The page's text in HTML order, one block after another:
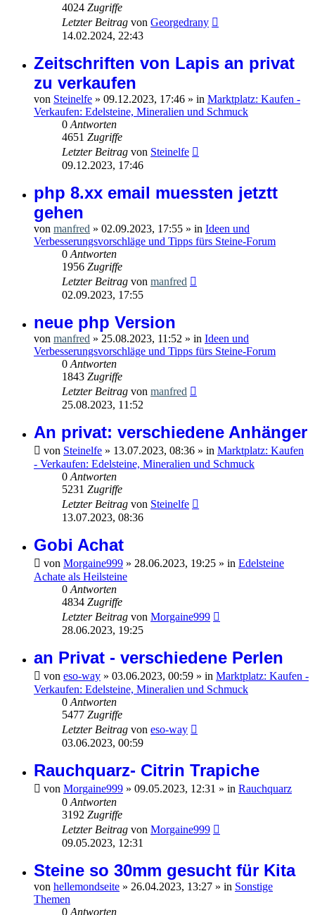
4024 Zugriffe
Letzter Beitrag von Georgedrany
14.02.2024, 22:43
Zeitschriften von Lapis an privat
zu verkaufen
von Steinelfe » 09.12.2023, 17:46 » in Marktplatz: Kaufen -
Verkaufen: Edelsteine, Mineralien und Schmuck
0 Antworten
4651 Zugriffe
Letzter Beitrag von Steinelfe
09.12.2023, 17:46
php 8.xx email muessten jetztt
gehen
von manfred » 02.09.2023, 17:55 » in Ideen und
Verbesserungsvorschläge und Tipps fürs Steine-Forum
0 Antworten
1956 Zugriffe
Letzter Beitrag von manfred
02.09.2023, 17:55
neue php Version
von manfred » 25.08.2023, 11:52 » in Ideen und
Verbesserungsvorschläge und Tipps fürs Steine-Forum
0 Antworten
1843 Zugriffe
Letzter Beitrag von manfred
25.08.2023, 11:52
An privat: verschiedene Anhänger
von Steinelfe » 13.07.2023, 08:36 » in Marktplatz: Kaufen
- Verkaufen: Edelsteine, Mineralien und Schmuck
0 Antworten
5231 Zugriffe
Letzter Beitrag von Steinelfe
13.07.2023, 08:36
Gobi Achat
von Morgaine999 » 28.06.2023, 19:25 » in Edelsteine
Achate als Heilsteine
0 Antworten
4834 Zugriffe
Letzter Beitrag von Morgaine999
28.06.2023, 19:25
an Privat - verschiedene Perlen
von eso-way » 03.06.2023, 00:59 » in Marktplatz: Kaufen -
Verkaufen: Edelsteine, Mineralien und Schmuck
0 Antworten
5477 Zugriffe
Letzter Beitrag von eso-way
03.06.2023, 00:59
Rauchquarz- Citrin Trapiche
von Morgaine999 » 09.05.2023, 12:31 » in Rauchquarz
0 Antworten
3192 Zugriffe
Letzter Beitrag von Morgaine999
09.05.2023, 12:31
Steine so 30mm gesucht für Kita
von hellemondseite » 26.04.2023, 13:27 » in Sonstige
Themen
0 Antworten